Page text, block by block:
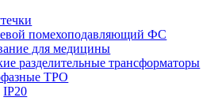
помехоподавляющий ФС
для медицины
разделительные трансформаторы
ТРО
IP20